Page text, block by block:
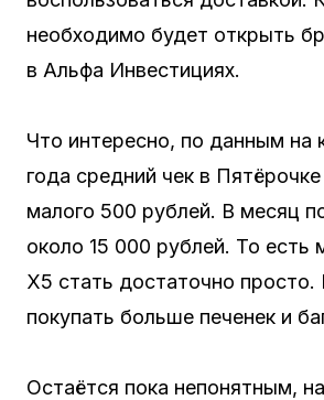
необходимо будет открыть
в Альфа Инвестициях.
Что интересно, по данным на
года средний чек в
малого 500 рублей. В месяц
около 15 000 рублей. То есть
X5 стать достаточно
покупать больше печенек и
Остаётся пока непонятным,